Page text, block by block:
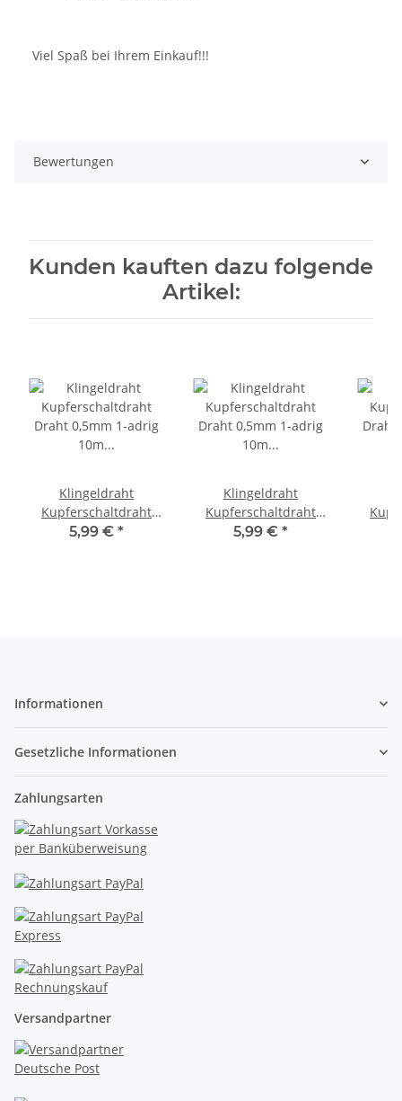
Viel Spaß bei Ihrem Einkauf!!!
Bewertungen
Kunden kauften dazu folgende
Artikel:
Klingeldraht
Kupferschaltdraht
Draht 0,5mm 1-adrig
5,99 € *
Klingeldraht
Kupferschaltdraht
Draht 0,5mm 1-adrig
5,99 € *
Informationen
Gesetzliche Informationen
Zahlungsarten
Versandpartner